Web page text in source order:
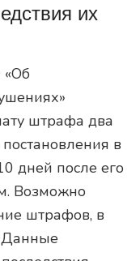
их
«Об
штрафа два
в
дней после его
Возможно
штрафов, в
Данные